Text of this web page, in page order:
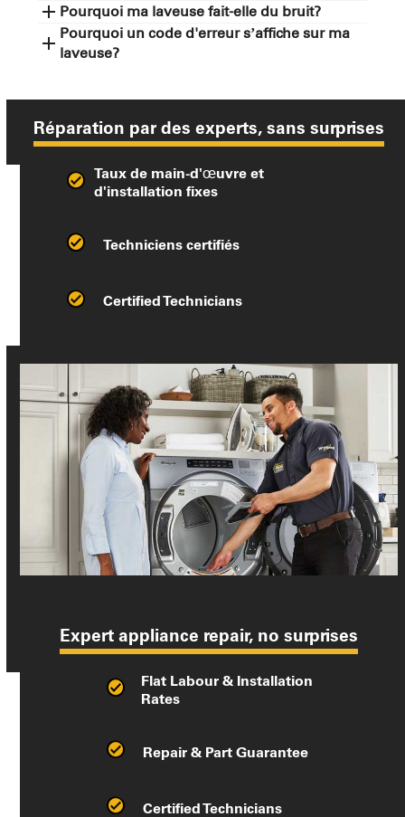
Pourquoi ma laveuse fait-elle du bruit?
Pourquoi un code d'erreur s’affiche sur ma
laveuse?
Réparation par des experts, sans surprises
Taux de main-d'œuvre et
d'installation fixes
Techniciens certifiés
Certified Technicians
Expert appliance repair, no surprises
Flat Labour & Installation
Rates
Repair & Part Guarantee
Certified Technicians